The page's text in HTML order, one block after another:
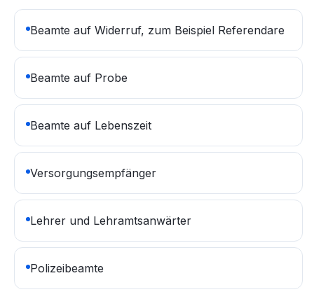
Beamte auf Widerruf, zum Beispiel Referendare
Beamte auf Probe
Beamte auf Lebenszeit
Versorgungsempfänger
Lehrer und Lehramtsanwärter
Polizeibeamte